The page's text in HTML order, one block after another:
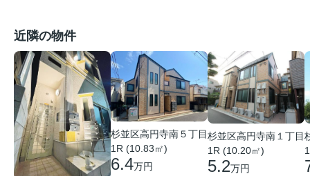
近隣の物件
杉並区高円寺南５丁目
1R (10.83㎡)
6.4万円
杉並区高円寺南１丁目
1R (10.20㎡)
5.2万円